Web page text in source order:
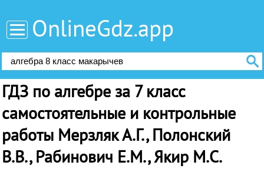
OnlineGdz.app
ГДЗ по алгебре за 7 класс
самостоятельные и контрольные
работы Мерзляк А.Г., Полонский
В.В., Рабинович Е.М., Якир М.С.